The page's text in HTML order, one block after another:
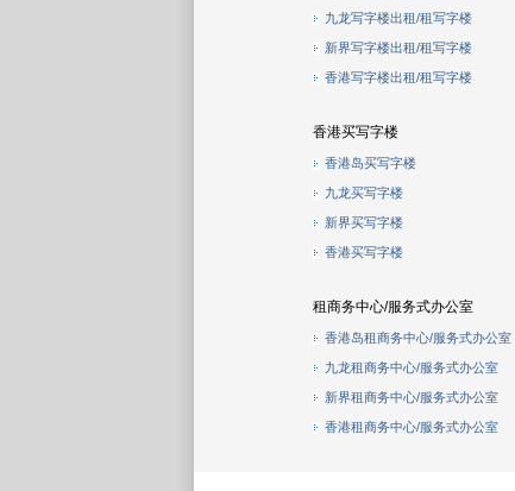
九龙写字楼出租/租写字楼
新界写字楼出租/租写字楼
香港写字楼出租/租写字楼
香港买写字楼
香港岛买写字楼
九龙买写字楼
新界买写字楼
香港买写字楼
租商务中心/服务式办公室
香港岛租商务中心/服务式办公室
九龙租商务中心/服务式办公室
新界租商务中心/服务式办公室
香港租商务中心/服务式办公室